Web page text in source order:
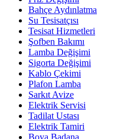
Bahçe Aydınlatma
Su Tesisatçısı
Tesisat Hizmetleri
Şofben Bakımı
Lamba Değişimi
Sigorta Değişimi
Kablo Çekimi
Plafon Lamba
Sarkıt Avize
Elektrik Servisi
Tadilat Ustası
Elektrik Tamiri
Boya Badana